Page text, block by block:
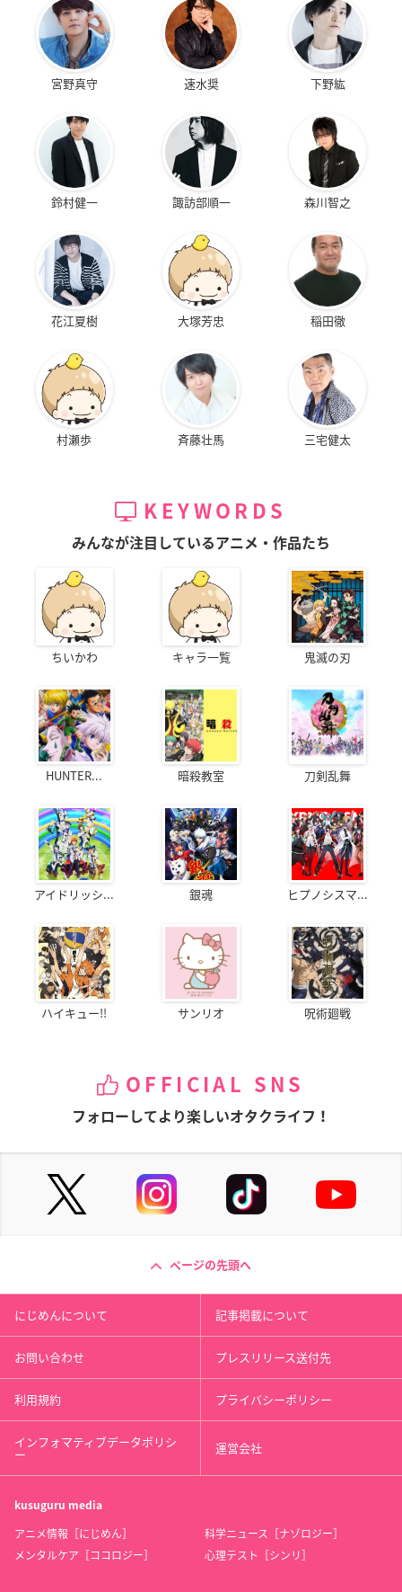
宮野真守 速水奨 下野紘
鈴村健一 諏訪部順一 森川智之
花江夏樹 大塚芳忠 稲田徹
村瀬歩 斉藤壮馬 三宅健太
KEYWORDS
みんなが注目しているアニメ・作品たち
ちいかわ キャラ一覧 鬼滅の刃
HUNTER... 暗殺教室 刀剣乱舞
アイドリッシ... 銀魂 ヒプノシスマ...
ハイキュー!! サンリオ 呪術廻戦
OFFICIAL SNS
フォローしてより楽しいオタクライフ！
ページの先頭へ
にじめんについて 記事掲載について
お問い合わせ プレスリリース送付先
利用規約 プライバシーポリシー
インフォマティブデータポリシ
ー 運営会社
kusuguru media
アニメ情報［にじめん］
科学ニュース［ナゾロジー］
メンタルケア［ココロジー］
心理テスト［シンリ］